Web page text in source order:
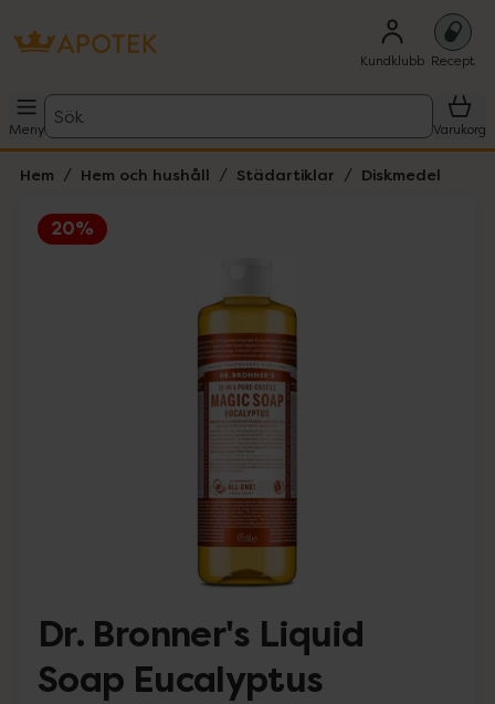
Kundklubb Recept
Meny
Sök
Varukorg
Hem Hem och hushåll Städartiklar Diskmedel
20%
Lista: . Innehåller 1 objekt.
Dr. Bronner's Liquid
Soap Eucalyptus